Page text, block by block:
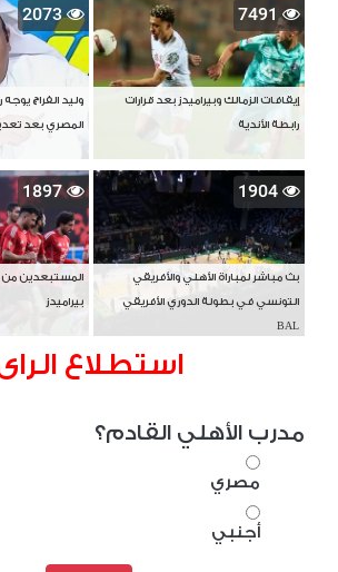
7491
إيقافات الزمالك وبيراميدز بعد قرارات
رابطة الأندية
2073
وليد الفراج
المصري بعد
1904
بث مباشر لمباراة الأهلي والأفريقي
التونسي في بطولة الدوري الأفريقي
BAL
1897
المستبعدين من
بيراميدز
استطلاع
مدرب الأهلي القادم؟
مصري
أجنبي